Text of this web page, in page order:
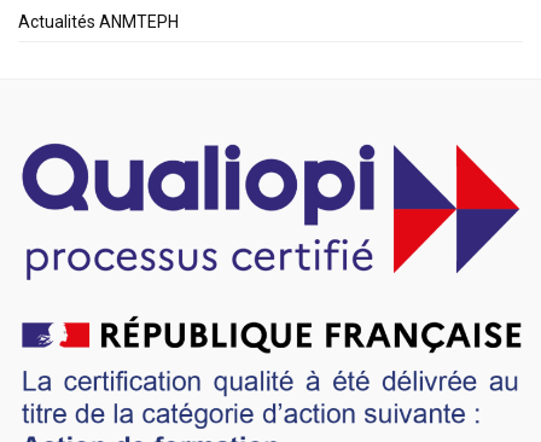
Actualités ANMTEPH